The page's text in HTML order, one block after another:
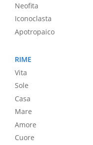
Neofita
Iconoclasta
Apotropaico
RIME
Vita
Sole
Casa
Mare
Amore
Cuore